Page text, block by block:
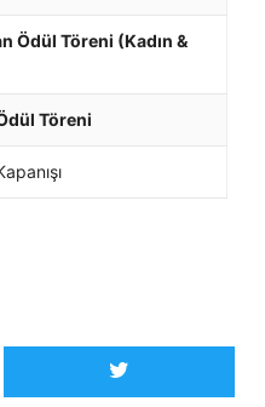
Ödül Töreni (Kadın &
Töreni